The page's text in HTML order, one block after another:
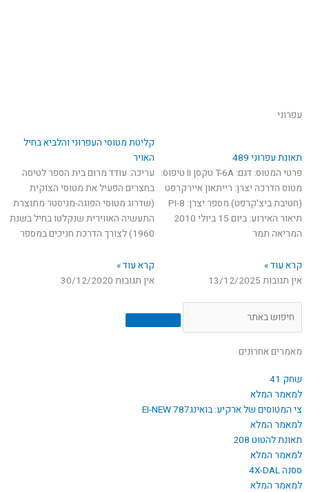
a
c
e
b
o
o
k
u
t
u
e
עפרוני
תאונת עפרוני 489
פרטי המטוס: דגם: T-6A טקסן II טיפוס:
מטוס הדרכה יצרן: רייתאון איירקרפט
(חטיבת ביצ'קרפט) מספר יצרן: PI-8
תיאור האירוע: ביום 15 ביולי 2010
המריאה תמר
קרא עוד »
אין תגובות 13/12/2025
קליטת מטוסי העפרוני והלביא בחיל
האויר
עריכה: עודד מרום בית הספר לטיסה
בחצרים הפעיל את מטוסי הצוקית
(שדרוג מטוסי הפוגה-מגיסטר מתוצרת
התעשיה האווירית שנקלטו בחיל בשנת
1960) לצורך הדרכת חניכים במספר
קרא עוד »
אין תגובות 30/12/2020
מאמרים אחרונים
שחק 41
למאמר המלא
צי המטוסים של ארקיע: בואינג787 EI-NEW
למאמר המלא
תאונת להטוט 208
למאמר המלא
ססנה 4X-DAL
למאמר המלא